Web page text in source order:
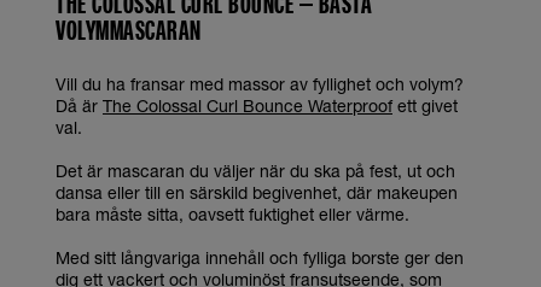
VOLYMMASCARAN
Vill du ha fransar med massor av fyllighet och volym?
Då är The Colossal Curl Bounce Waterproof ett givet
val.
Det är mascaran du väljer när du ska på fest, ut och
dansa eller till en särskild begivenhet, där makeupen
bara måste sitta, oavsett fuktighet eller värme.
Med sitt långvariga innehåll och fylliga borste ger den
dig ett vackert och voluminöst fransutseende, som